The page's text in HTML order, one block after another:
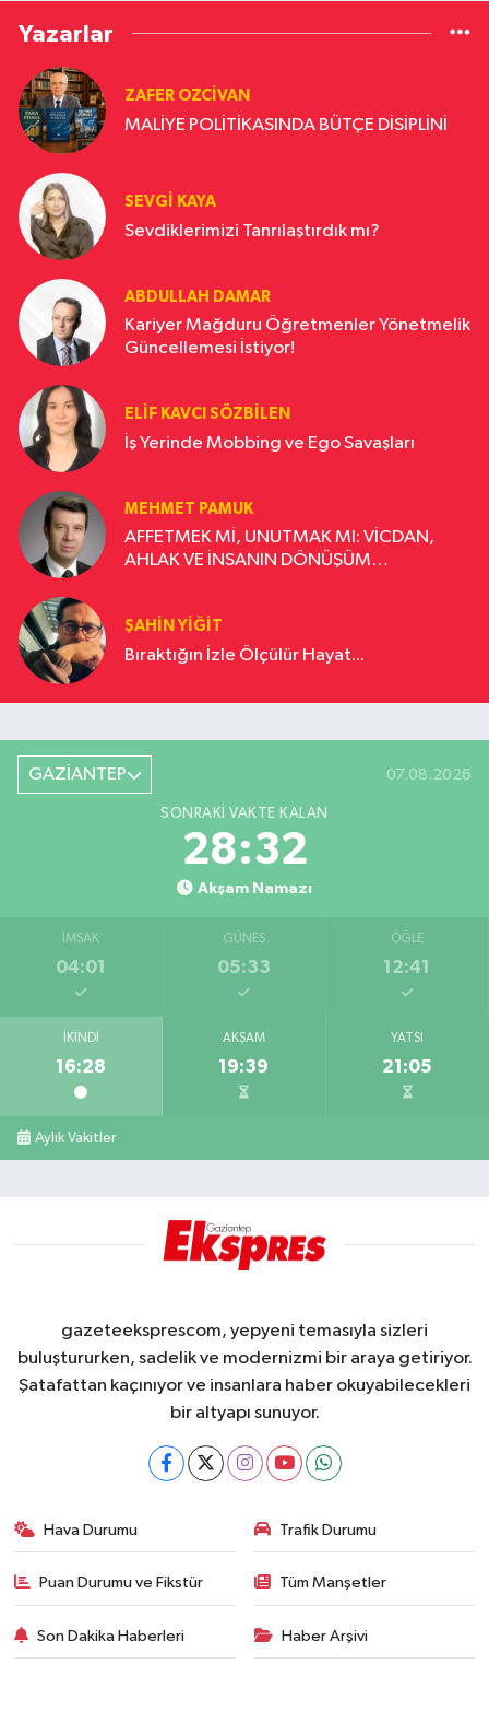
Yazarlar
ZAFER OZCIVAN
MALİYE POLİTİKASINDA BÜTÇE DİSİPLİNİ
SEVGI KAYA
Sevdiklerimizi Tanrılaştırdık mı?
ABDULLAH DAMAR
Kariyer Mağduru Öğretmenler Yönetmelik
Güncellemesi İstiyor!
ELIF KAVCI SÖZBILEN
İş Yerinde Mobbing ve Ego Savaşları
MEHMET PAMUK
AFFETMEK Mİ, UNUTMAK MI: VİCDAN,
AHLAK VE İNSANIN DÖNÜŞÜM
ŞAHIN YIĞIT
Bıraktığın İzle Ölçülür Hayat...
GAZİANTEP 07.08.2026
SONRAKI VAKTE KALAN
28:32
Akşam Namazı
İMSAK
04:01
GÜNEŞ
05:33
ÖĞLE
12:41
İKINDI
16:28
AKŞAM
19:39
YATSI
21:05
Aylık Vakitler
gazeteeksprescom, yepyeni temasıyla sizleri
buluştururken, sadelik ve modernizmi bir araya getiriyor.
Şatafattan kaçınıyor ve insanlara haber okuyabilecekleri
bir altyapı sunuyor.
Hava Durumu Trafik Durumu
Puan Durumu ve Fikstür Tüm Manşetler
Son Dakika Haberleri Haber Arşivi